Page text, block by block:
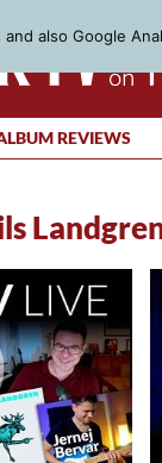
REVIEWS
and also Google